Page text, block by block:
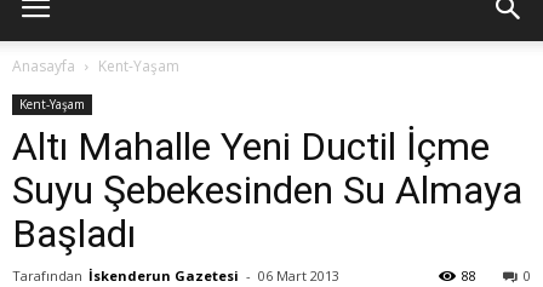
Gazetesi
Anasayfa Kent-Yaşam
Kent-Yaşam
Altı Mahalle Yeni Ductil İçme
Suyu Şebekesinden Su Almaya
Başladı
Tarafından İskenderun Gazetesi - 06 Mart 2013 0
88